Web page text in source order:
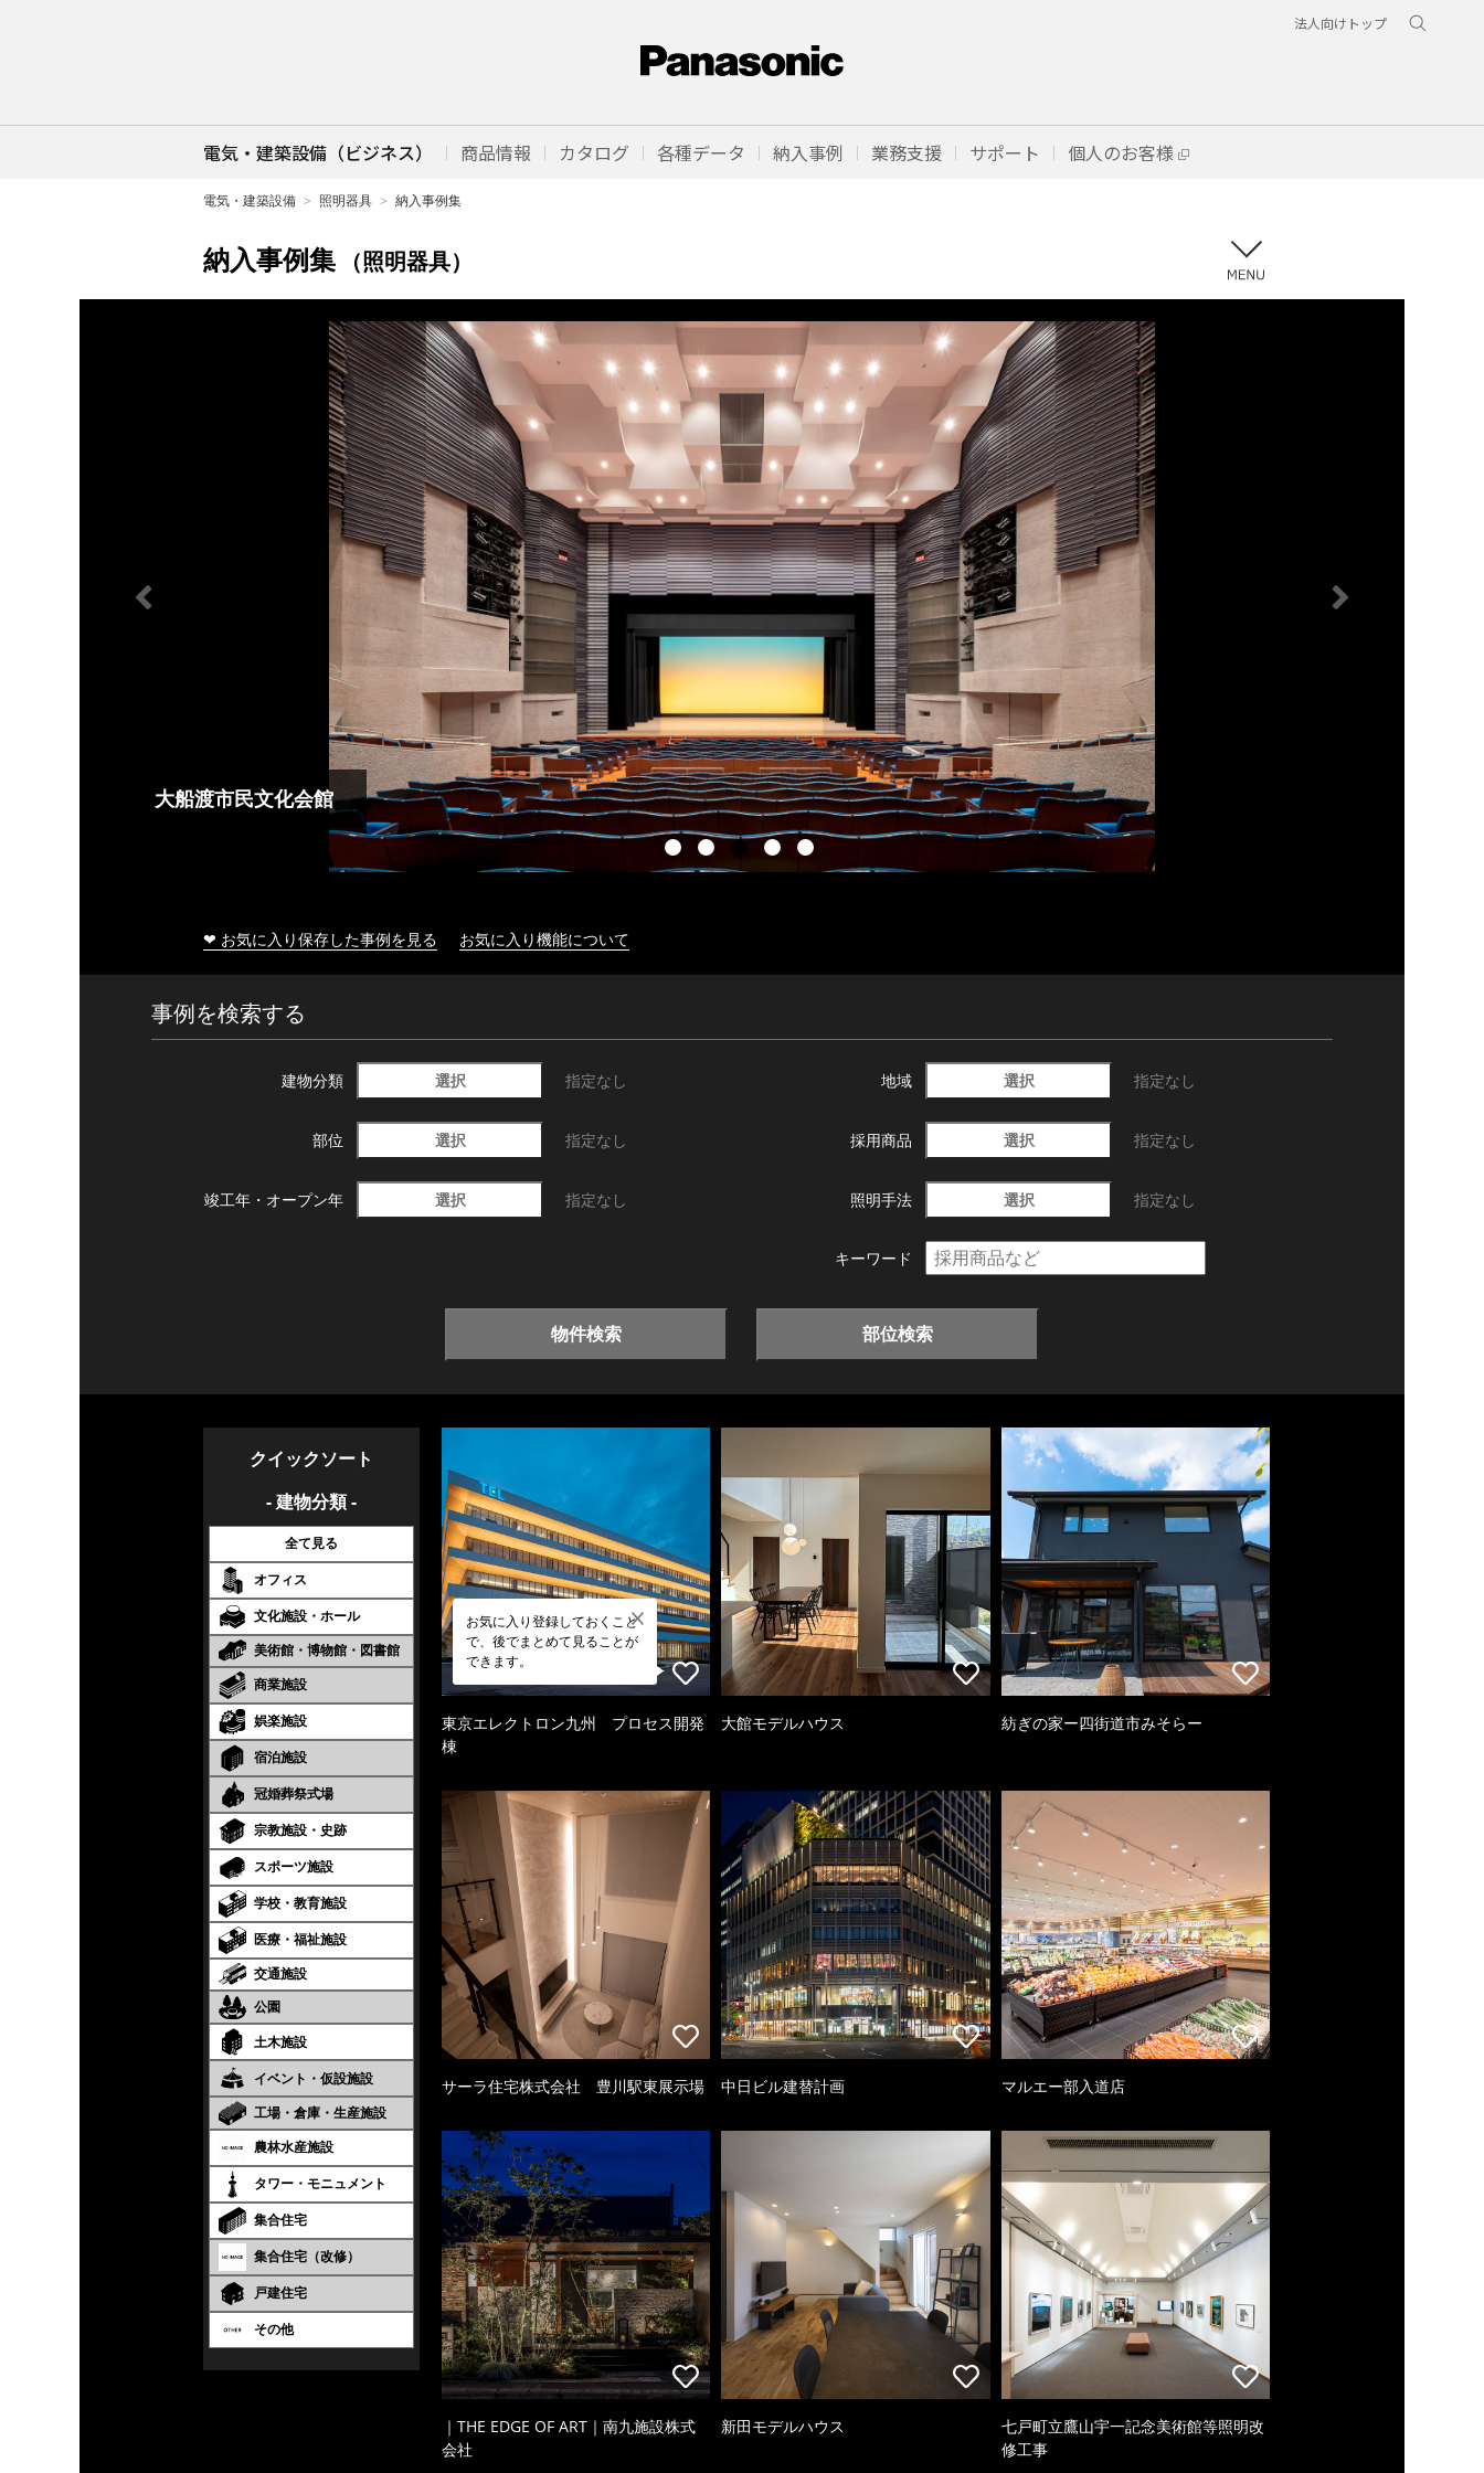
法人向けトップ
電気・建築設備（ビジネス） 商品情報 カタログ 各種データ 納入事例 業務支援 サポート 個人のお客様
電気・建築設備 照明器具 納入事例集
納入事例集 （照明器具）
大船渡市民文化会館
❤ お気に入り保存した事例を見る お気に入り機能について
事例を検索する
建物分類 選択 指定なし 地域 選択 指定なし
部位 選択 指定なし 採用商品 選択 指定なし
竣工年・ オープン年 選択 指定なし 照明手法 選択 指定なし
キーワード
物件検索 部位検索
クイックソート
- 建物分類 -
全て見る
オフィス
文化施設・ホール
美術館・博物館・図書館
商業施設
娯楽施設
宿泊施設
冠婚葬祭式場
宗教施設・史跡
スポーツ施設
学校・教育施設
医療・福祉施設
交通施設
公園
土木施設
イベント・仮設施設
工場・倉庫・生産施設
農林水産施設
タワー・モニュメント
集合住宅
集合住宅（改修）
戸建住宅
その他
お気に入り登録しておくこと
で、後でまとめて見ることが
できます。
東京エレクトロン九州 プロセス開発
棟
大館モデルハウス 紡ぎの家ー四街道市みそらー
サーラ住宅株式会社 豊川駅東展示場 中日ビル建替計画 マルエー部入道店
｜THE EDGE OF ART｜南九施設株式
会社
新田モデルハウス
七戸町立鷹山宇一記念美術館等照明改
修工事